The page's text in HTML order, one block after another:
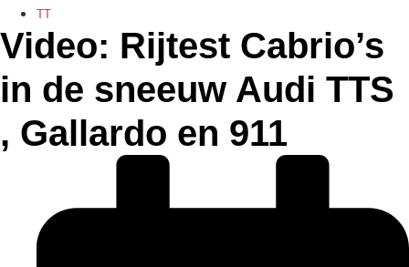
TT
Video: Rijtest Cabrio’s
in de sneeuw Audi TTS
, Gallardo en 911